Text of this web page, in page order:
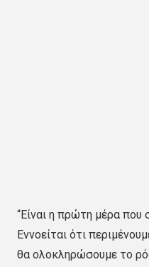
“Είναι η πρώτη μέρα που
Εννοείται ότι
θα ολοκληρώσουμε το